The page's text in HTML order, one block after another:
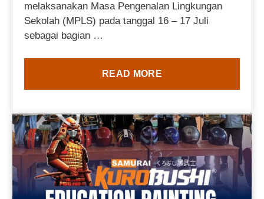
melaksanakan Masa Pengenalan Lingkungan
Sekolah (MPLS) pada tanggal 16 – 17 Juli
sebagai bagian …
READ MORE